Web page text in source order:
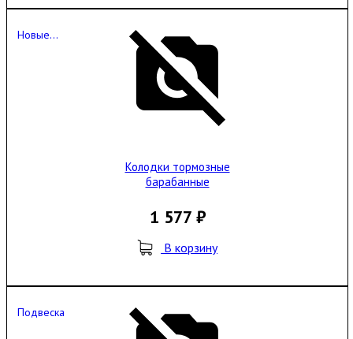
Новые...
Колодки тормозные
барабанные
1 577 ₽
В корзину
Подвеска